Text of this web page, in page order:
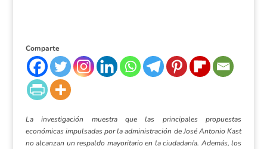
Comparte
La investigación muestra que las principales propuestas
económicas impulsadas por la administración de José Antonio Kast
no alcanzan un respaldo mayoritario en la ciudadanía. Además, los